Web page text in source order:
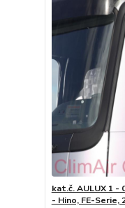
kat.č. AULUX 1 -
- Hino, FE-Serie,